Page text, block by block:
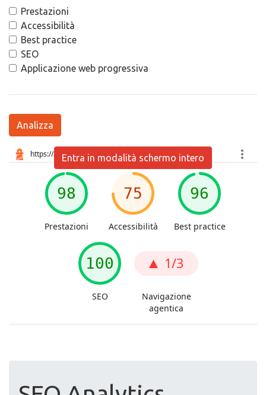
Prestazioni
Accessibilità
Best practice
SEO
Applicazione web progressiva
Analizza
Entra in modalità schermo intero